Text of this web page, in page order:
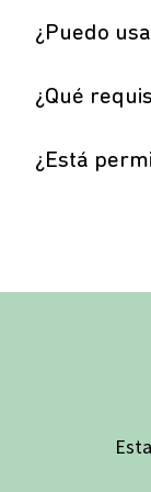
¿Puedo
¿Qué
¿Está